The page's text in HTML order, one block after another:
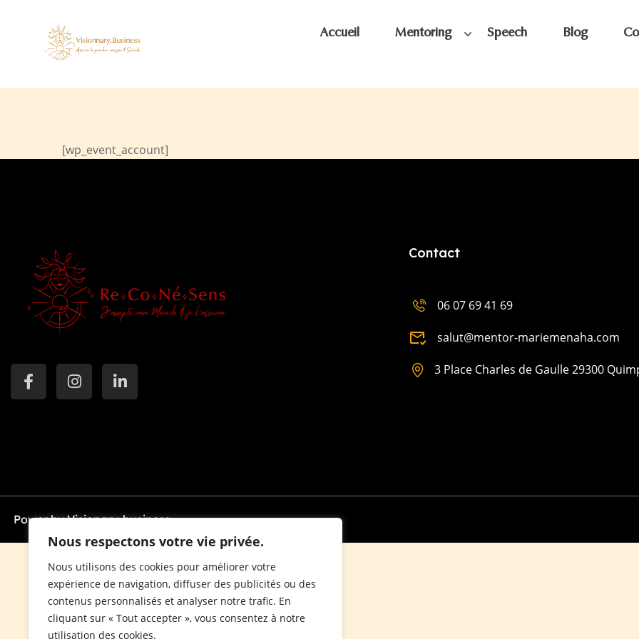
Nous respectons votre vie privée.
Nous utilisons des cookies pour améliorer votre
expérience de navigation, diffuser des publicités ou des
contenus personnalisés et analyser notre trafic. En
cliquant sur « Tout accepter », vous consentez à notre
utilisation des cookies.
Accueil Mentoring Speech Blog
[wp_event_account]
Contact
06 07 69 41 69
salut@mentor-mariemenaha.com
3 Place Charles de Gaulle 29300
Power by Visionary-business.